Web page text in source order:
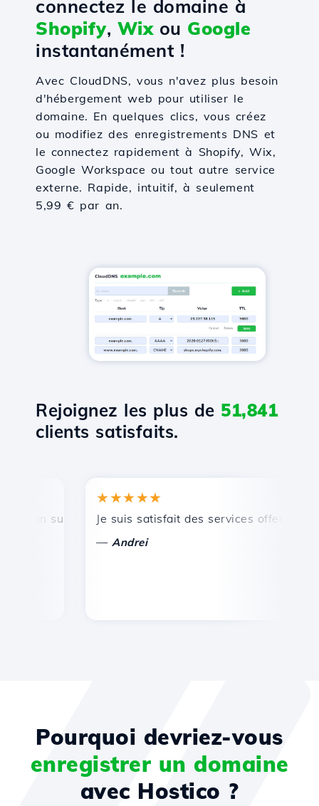
connectez le domaine à
Shopify, Wixou Google
instantanément !
Avec CloudDNS, vous n'avez plus besoin
d'hébergement web pour utiliser le
domaine. En quelques clics, vous créez
ou modifiez des enregistrements DNS et
le connectez rapidement à Shopify, Wix,
Google Workspace ou tout autre service
externe. Rapide, intuitif, à seulement
5,99 € par an.
Rejoignez les plus de 51,841
clients satisfaits.
support technique rapide et efficace.
★★★★★
Je suis satisfait des services offerts par
Andrei
Pourquoi devriez-vous
enregistrer un domaine
avec Hostico ?